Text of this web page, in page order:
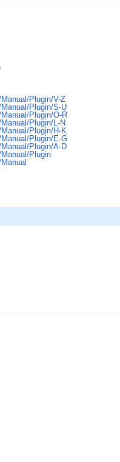
Plugin/V-Z
Plugin/S-U
Plugin/O-R
Plugin/L-N
Plugin/H-K
Plugin/E-G
Plugin/A-D
Plugin